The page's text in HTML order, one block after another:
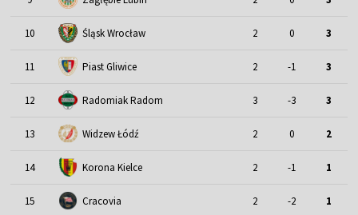
10 Śląsk Wrocław 2 0 3
11 Piast Gliwice 2 -1 3
12 Radomiak Radom 3 -3 3
13 Widzew Łódź 2 0 2
14 Korona Kielce 2 -1 1
15 Cracovia 2 -2 1